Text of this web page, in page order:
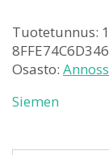
Tuotetunnus:
8FFE74C6D346
Osasto:
Siemen